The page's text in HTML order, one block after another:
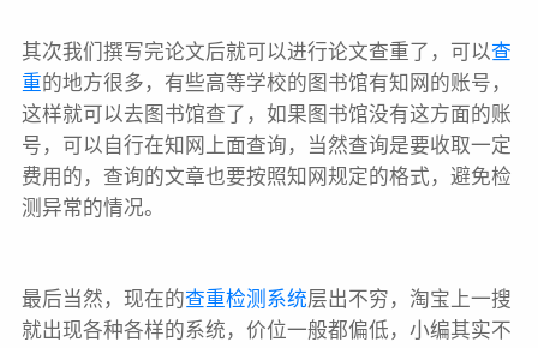
其次我们撰写完论文后就可以进行论文查重了，可以查
重的地方很多，有些高等学校的图书馆有知网的账号，
这样就可以去图书馆查了，如果图书馆没有这方面的账
号，可以自行在知网上面查询，当然查询是要收取一定
费用的，查询的文章也要按照知网规定的格式，避免检
测异常的情况。
最后当然，现在的查重检测系统层出不穷，淘宝上一搜
就出现各种各样的系统，价位一般都偏低，小编其实不